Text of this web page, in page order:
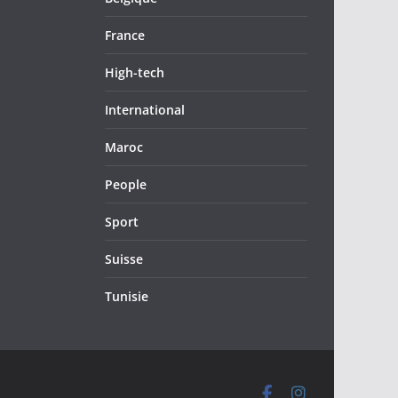
France
High-tech
International
Maroc
People
Sport
Suisse
Tunisie